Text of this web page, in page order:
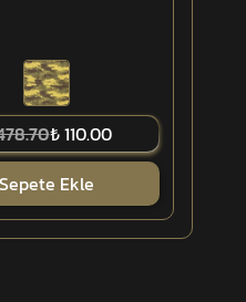
₺ 110.00
Sepete Ekle